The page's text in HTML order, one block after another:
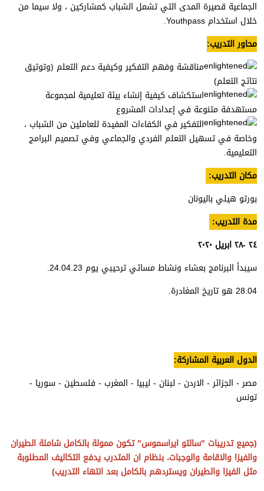
الجماعية قصيرة المدى التي تشمل الشباب كمشاركين ، ولا سيما من
خلال استخدام Youthpass.
محاور التدريب:
مناقشة وفهم التفكير وكيفية دعم التعلم (وتوثيق
نتائج التعلم)
استكشاف كيفية إنشاء بيئة تعليمية لمجموعة
مستهدفة متنوعة في إعدادات المشروع
التفكير في الكفاءات المفيدة للعاملين من الشباب ،
وخاصة في تسهيل التعلم الفردي والجماعي وفي تصميم البرامج
التعليمية.
مكان التدريب:
بورتو هيلي باليونان
مدة التدريب:
٢٤ -٢٨ ابريل ٢٠٢٠
سيبدأ البرنامج بعشاء ونشاط مسائي ترحيبي يوم 24.04.23.
28.04 هو تاريخ المغادرة.
الدول العربية المشاركة:
مصر - الجزائر - الاردن - لبنان - ليبيا - المغرب - فلسطين - سوريا -
تونس
(جميع تدريبات "سالتو ايراسموس" تكون ممولة بالكامل شاملة الطيران
والفيزا والاقامة والوجبات، بنظام ان المتدرب يدفع التكاليف المطلوبة
مثل الفيزا والطيران ويستردهم بالكامل بعد انتهاء التدريب)